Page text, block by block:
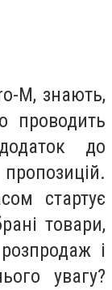
M, знають,
проводить
до
стартує
товари,
і
увагу?